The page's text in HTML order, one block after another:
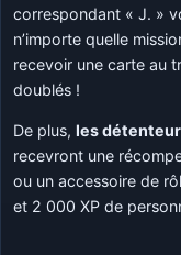
correspondant « J. »
n’importe quelle
recevoir une carte au
doublés !
De plus,les
recevront une
ou un accessoire de
et 2 000 XP de